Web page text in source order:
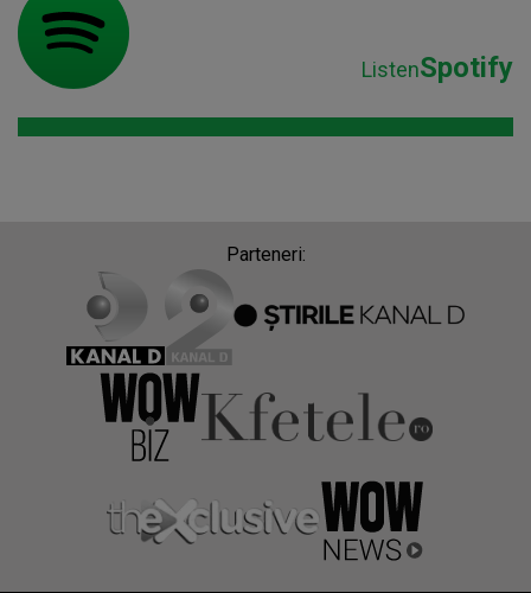
ListenSpotify
Parteneri: